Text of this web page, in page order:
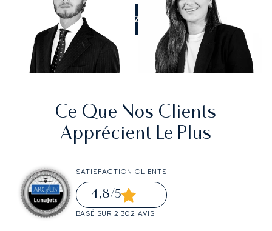
APPELEZ-NOUS
Ce Que Nos Clients
Apprécient Le Plus
SATISFACTION CLIENTS
4,8/5
BASÉ SUR 2 302 AVIS